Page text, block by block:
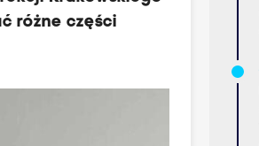
różne części